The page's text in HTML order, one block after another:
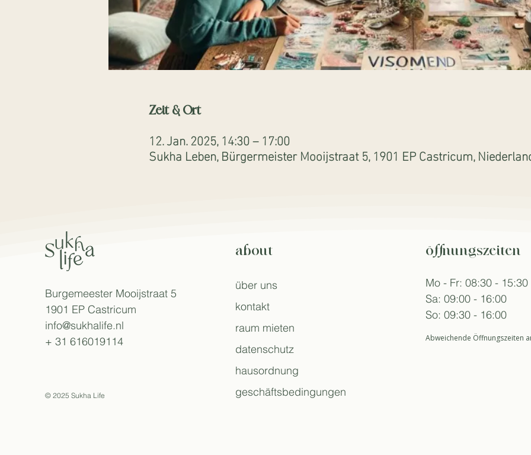
Zeit & Ort
12. Jan. 2025, 14:30 – 17:00
Sukha Leben, Bürgermeister Mooijstraat 5, 1901 EP Castricum,
Burgemeester Mooijstraat 5
1901 EP Castricum
info@sukhalife.nl
+ 31 616019114
© 2025 Sukha Life
about
über uns
kontakt
raum mieten
datenschutz
hausordnung
geschäftsbedingungen
öffnungszeiten
Mo - Fr: 08:30 - 15:30
Sa: 09:00 - 16:00
So: 09:30 - 16:00
Abweichende Öffnungszeiten